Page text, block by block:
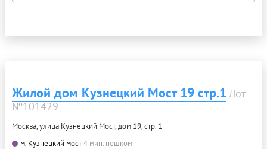
Жилой дом Кузнецкий Мост 19 стр.1 Лот
№101429
Москва, улица Кузнецкий Мост, дом 19, стр. 1
м. Кузнецкий мост4 мин. пешком